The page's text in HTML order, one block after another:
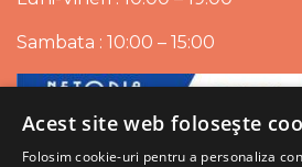
Sambata : 10:00 – 15:00
Acest site web folosește
Folosim cookie-uri pentru a personaliza